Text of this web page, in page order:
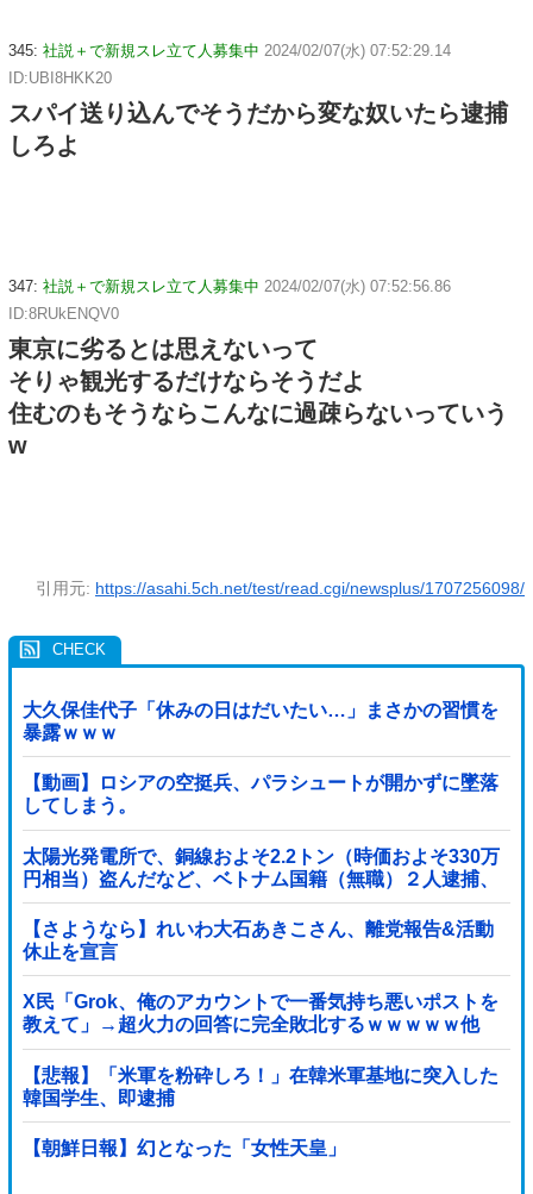
345: 社説＋で新規スレ立て人募集中 2024/02/07(水) 07:52:29.14
ID:UBI8HKK20
スパイ送り込んでそうだから変な奴いたら逮捕
しろよ
347: 社説＋で新規スレ立て人募集中 2024/02/07(水) 07:52:56.86
ID:8RUkENQV0
東京に劣るとは思えないって
そりゃ観光するだけならそうだよ
住むのもそうならこんなに過疎らないっていう
w
引用元: https://asahi.5ch.net/test/read.cgi/newsplus/1707256098/
大久保佳代子「休みの日はだいたい…」まさかの習慣を
暴露ｗｗｗ
【動画】ロシアの空挺兵、パラシュートが開かずに墜落
してしまう。
太陽光発電所で、銅線およそ2.2トン（時価およそ330万
円相当）盗んだなど、ベトナム国籍（無職）２人逮捕、
盗まれた銅線の半分はすでに売却 富山で...
【さようなら】れいわ大石あきこさん、離党報告&活動
休止を宣言
X民「Grok、俺のアカウントで一番気持ち悪いポストを
教えて」→超火力の回答に完全敗北するｗｗｗｗｗ他
【悲報】「米軍を粉砕しろ！」在韓米軍基地に突入した
韓国学生、即逮捕
【朝鮮日報】幻となった「女性天皇」